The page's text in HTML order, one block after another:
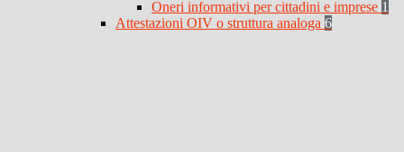
Oneri informativi per cittadini e imprese 1
Attestazioni OIV o struttura analoga 6